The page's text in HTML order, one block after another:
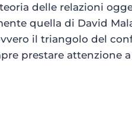
delle relazioni
quella di David
il triangolo del
prestare attenzione